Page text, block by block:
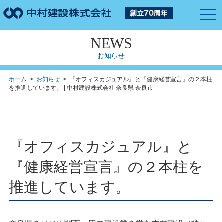
NEWS
お知らせ
ホーム > お知らせ> 『オフィスカジュアル』と『健康経営宣言』の２本柱
を推進しています。 | 中村建設株式会社 奈良県 奈良市
『オフィスカジュアル』と
『健康経営宣言』の２本柱を
推進しています。